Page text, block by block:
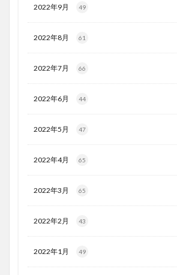
2022年9月 49
2022年8月 61
2022年7月 66
2022年6月 44
2022年5月 47
2022年4月 65
2022年3月 65
2022年2月 43
2022年1月 49